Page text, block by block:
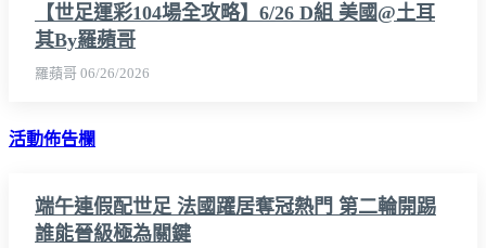
【世足運彩104場全攻略】6/26 D組 美國@土耳
其By羅蘋哥
羅蘋哥 06/26/2026
活動佈告欄
端午連假配世足 法國躍居奪冠熱門 第二輪開踢
誰能晉級極為關鍵